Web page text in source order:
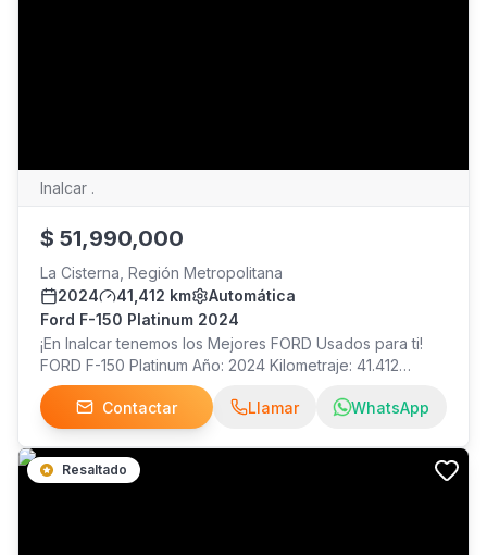
Inalcar .
$ 51,990,000
La Cisterna, Región Metropolitana
2024
41,412 km
Automática
Ford F-150 Platinum 2024
¡En Inalcar tenemos los Mejores FORD Usados para ti!
FORD F-150 Platinum Año: 2024 Kilometraje: 41.412
Precio: $51.990.000 ¡Visítanos!
Contactar
Llamar WhatsApp
Resaltado